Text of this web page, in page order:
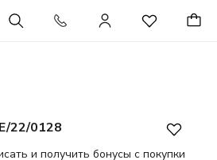
22/0128
и получить бонусы с покупки